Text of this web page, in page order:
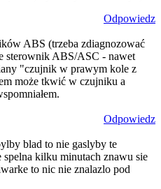
Odpowiedz
ABS (trzeba zdiagnozować
sterownik ABS/ASC - nawet
"czujnik w prawym kole z
może tkwić w czujniku a
Odpowiedz
blad to nie gaslyby te
kilku minutach znawu sie
to nic nie znalazlo pod